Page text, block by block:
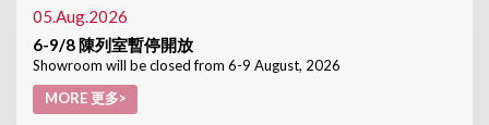
05.Aug.2026
6-9/8 陳列室暫停開放
Showroom will be closed from 6-9 August, 2026
MORE 更多>